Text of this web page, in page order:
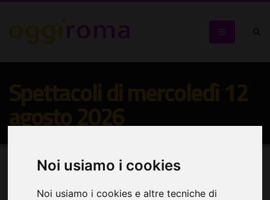
Noi usiamo i cookies
Noi usiamo i cookies e altre tecniche di
agosto 2026
Seleziona: Spettacoli